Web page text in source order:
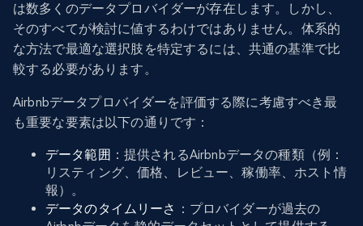
は数多くのデータプロバイダーが存在します。しかし、
そのすべてが検討に値するわけではありません。体系的
な方法で最適な選択肢を特定するには、共通の基準で比
較する必要があります。
Airbnbデータプロバイダーを評価する際に考慮すべき最
も重要な要素は以下の通りです：
データ範囲 ：提供されるAirbnbデータの種類（例：
リスティング、価格、レビュー、稼働率、ホスト情
報）。
データのタイムリーさ
：プロバイダーが過去の